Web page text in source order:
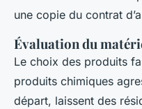
une copie du contrat
Évaluation du
Le choix des produits
produits chimiques
départ, laissent des